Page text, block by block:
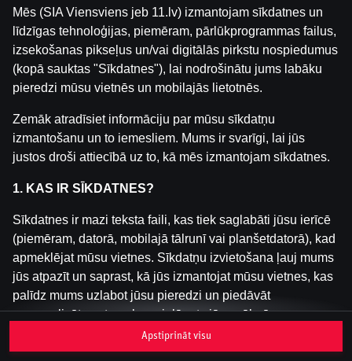
Šai spēlei nav pieejama demo versija. Lūdzu,
pieslēdzies, lai spēlētu ar īstu naudu.
Pieslēgties
Mēs (SIA Viensviens jeb 11.lv) izmantojam sīkdatnes un
līdzīgas tehnoloģijas, piemēram, pārlūkprogrammas failus,
izsekošanas pikseļus un/vai digitālās pirkstu nospiedumus
(kopā sauktas "Sīkdatnes"), lai nodrošinātu jums labāku
pieredzi mūsu vietnēs un mobilajās lietotnēs.
Zemāk atradīsiet informāciju par mūsu sīkdatņu
izmantošanu un to iemesliem. Mums ir svarīgi, lai jūs
justos droši attiecībā uz to, kā mēs izmantojam sīkdatnes.
1. KAS IR SĪKDATNES?
Sīkdatnes ir mazi teksta faili, kas tiek saglabāti jūsu ierīcē
(piemēram, datorā, mobilajā tālrunī vai planšetdatorā), kad
apmeklējat mūsu vietnes. Sīkdatņu izvietošana ļauj mums
jūs atpazīt un saprast, kā jūs izmantojat mūsu vietnes, kas
palīdz mums uzlabot jūsu pieredzi un piedāvāt
personalizētu saturu, kas pielāgots jūsu vēlmēm.
Sīkdatnes var būt pagaidu (tā sauktas "sesijas sīkdatnes")
Apstiprināt visu